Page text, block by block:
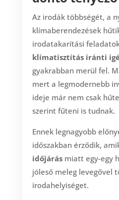
Az irodák többségét, a
klímaberendezések
irodatakarítási
klímatisztítás iránti
gyakrabban merül fel.
mert a legmodernebb
ideje már nem csak
szerint fűteni is tudnak.
Ennek legnagyobb
időszakban érződik,
időjárásmiatt egy-egy
jóleső meleg levegővel
irodahelyiséget.